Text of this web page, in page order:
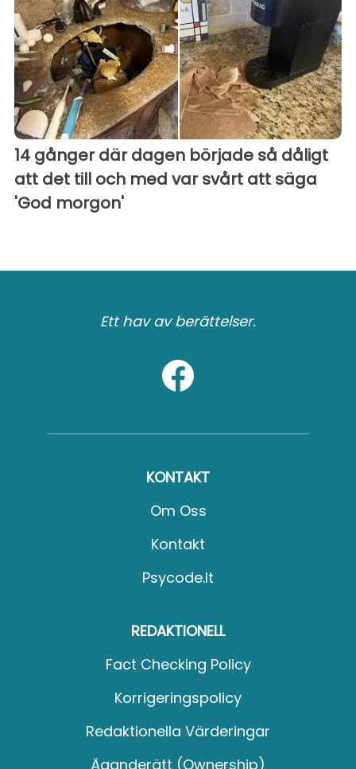
14 gånger där dagen började så dåligt
att det till och med var svårt att säga
'God morgon'
Ett hav av berättelser.
KONTAKT
Om Oss
Kontakt
Psycode.it
REDAKTIONELL
Fact Checking Policy
Korrigeringspolicy
Redaktionella Värderingar
Äganderätt (Ownership)